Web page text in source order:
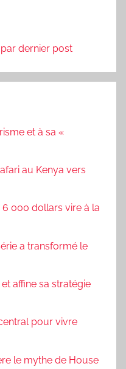
dernier post
et à sa «
au Kenya vers
000 dollars vire à la
a transformé le
affine sa stratégie
pour vivre
le mythe de House